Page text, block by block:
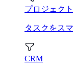
プロジェク
タスクをス
CRM